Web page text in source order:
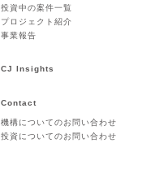
投資中の案件一覧
プロジェクト紹介
事業報告
CJ Insights
Contact
機構についてのお問い合わせ
投資についてのお問い合わせ